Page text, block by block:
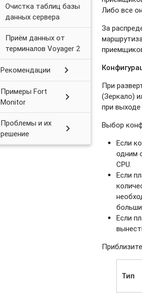
Очистка таблиц базы
данных сервера
Приём данных от
терминалов Voyager 2
Рекомендации chevron_right
Примеры Fort
Monitor
chevron_right
Проблемы и их
решение
chevron_right
Либо все
За
При
(Зеркало)
при выходе
Выбор
Если
одним
CPU.
Если
Если
Тип